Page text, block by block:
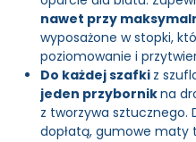
nawet przy
wyposażone w stopki,
poziomowanie i
Do każdej szafki z
jeden przybornikna
z tworzywa sztucznego.
dopłatą, gumowe maty